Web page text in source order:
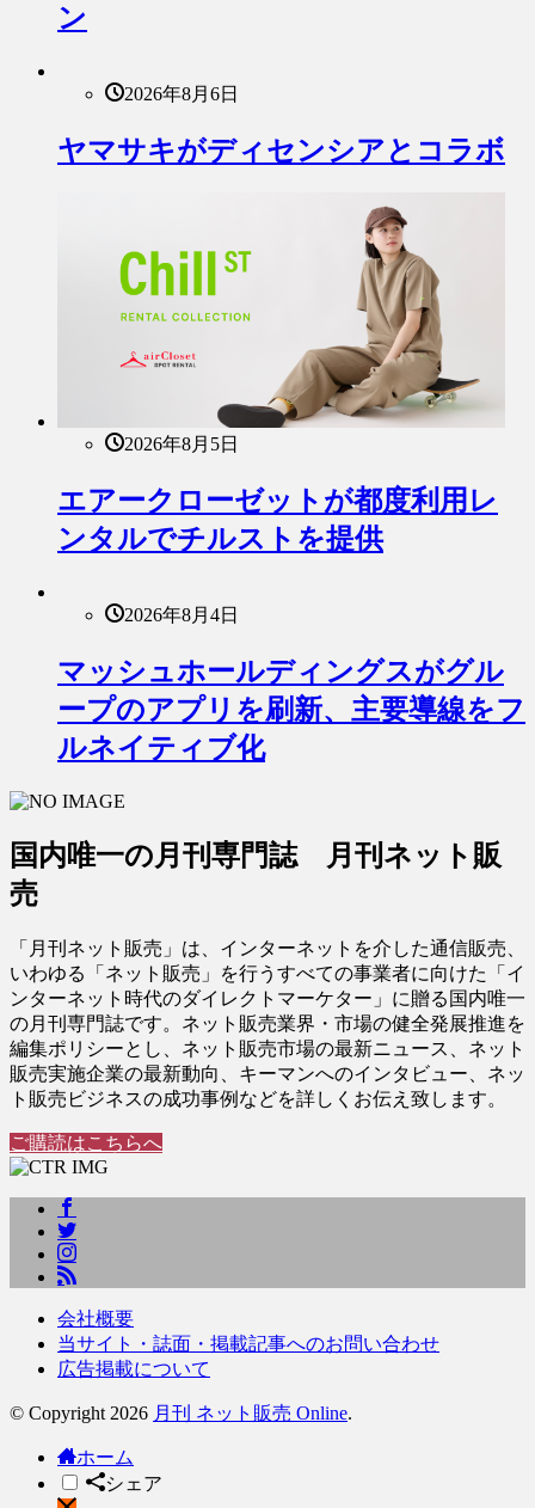
ン
2026年8月6日
ヤマサキがディセンシアとコラボ
2026年8月5日
エアークローゼットが都度利用レ
ンタルでチルストを提供
2026年8月4日
マッシュホールディングスがグル
ープのアプリを刷新、主要導線をフ
ルネイティブ化
国内唯一の月刊専門誌 月刊ネット販
売
「月刊ネット販売」は、インターネットを介した通信販売、
いわゆる「ネット販売」を行うすべての事業者に向けた「イ
ンターネット時代のダイレクトマーケター」に贈る国内唯一
の月刊専門誌です。ネット販売業界・市場の健全発展推進を
編集ポリシーとし、ネット販売市場の最新ニュース、ネット
販売実施企業の最新動向、キーマンへのインタビュー、ネッ
ト販売ビジネスの成功事例などを詳しくお伝え致します。
ご購読はこちらへ
会社概要
当サイト・誌面・掲載記事へのお問い合わせ
広告掲載について
© Copyright 2026 月刊 ネット販売 Online.
ホーム
シェア